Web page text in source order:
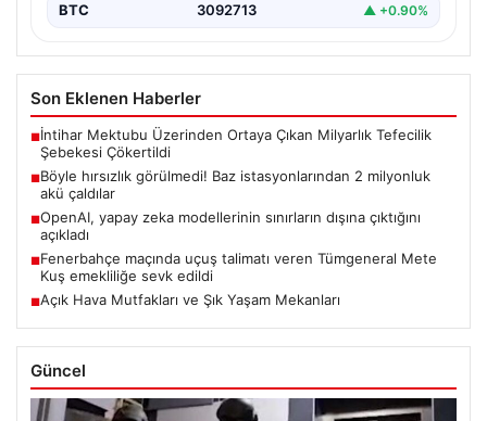
BTC 3092713 ▲ +0.90%
Son Eklenen Haberler
■İntihar Mektubu Üzerinden Ortaya Çıkan Milyarlık Tefecilik
Şebekesi Çökertildi
■Böyle hırsızlık görülmedi! Baz istasyonlarından 2 milyonluk
akü çaldılar
■OpenAI, yapay zeka modellerinin sınırların dışına çıktığını
açıkladı
■Fenerbahçe maçında uçuş talimatı veren Tümgeneral Mete
Kuş emekliliğe sevk edildi
■Açık Hava Mutfakları ve Şık Yaşam Mekanları
Güncel